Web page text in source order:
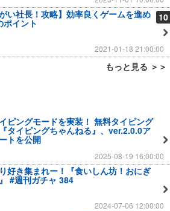
10
がい社長！攻略】効率良くゲームを進め
ポイント
2021-01-18 21:00:00
もっと見る ＞＞
ピングモードを実装！ 無料タイピング
タイピングちゃんねる』、ver.2.0.0ア
トを公開
2025-08-19 16:00:00
好き集まれー！『食いしん坊！おにぎ
#週刊ガチャ 384
2024-07-06 12:00:00